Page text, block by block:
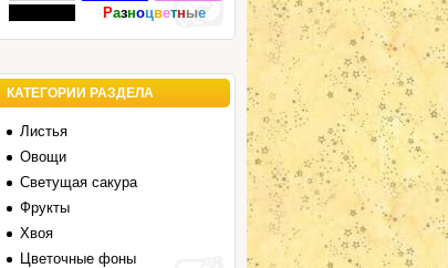
Разноцветные
КАТЕГОРИИ РАЗДЕЛА
Листья
Овощи
Светущая сакура
Фрукты
Хвоя
Цветочные фоны